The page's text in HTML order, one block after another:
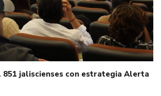
851 jaliscienses con estrategia Alerta